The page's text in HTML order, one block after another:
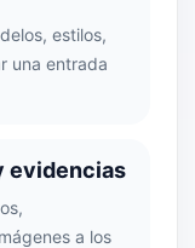
estilos,
una entrada
evidencias
a los